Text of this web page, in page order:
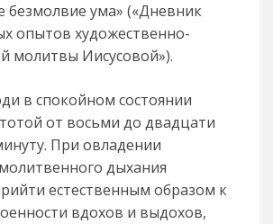
безмолвие ума» («Дневник
опытов художественно-
молитвы Иисусовой»).
в спокойном состоянии
от восьми до двадцати
При овладении
дыхания
естественным образом к
вдохов и выдохов,